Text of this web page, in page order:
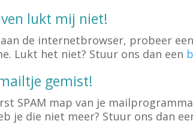
lukt mij niet!
de internetbrowser, probeer
Lukt het niet? Stuur ons dan een
gemist!
SPAM map van je
je die niet meer? Stuur ons dan